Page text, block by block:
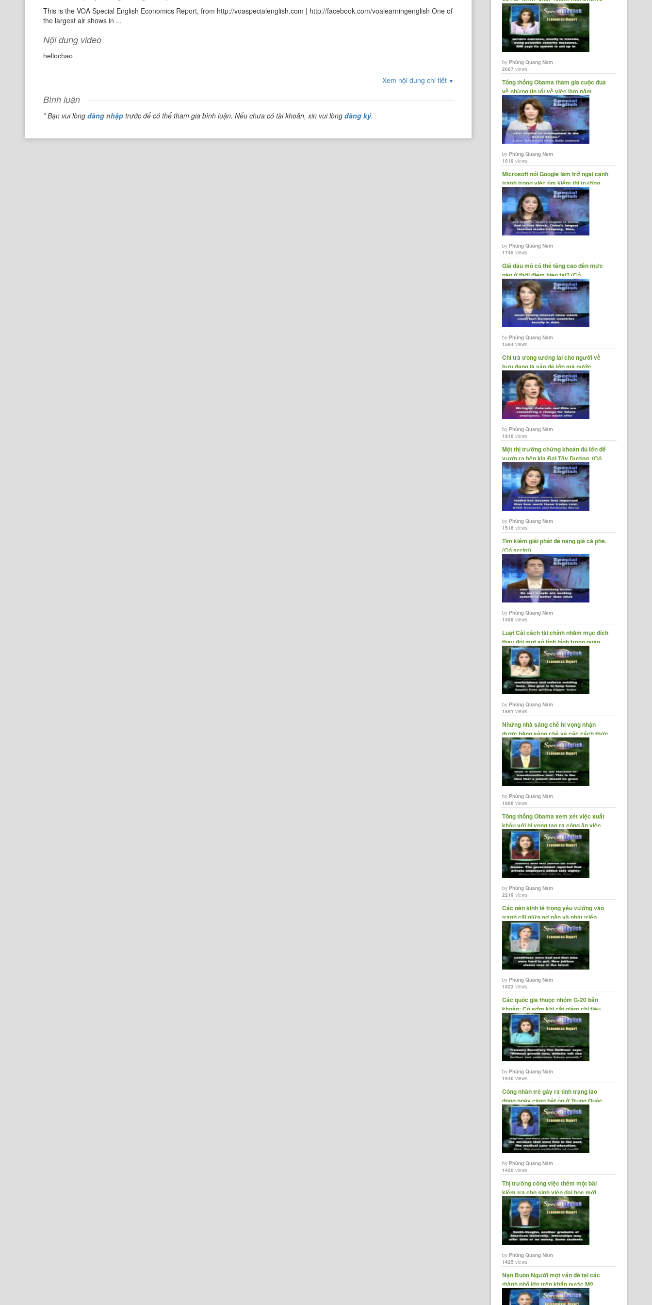
This is the VOA Special English Economics Report, from http://voaspecialenglish.com | http://facebook.com/voalearningenglish One of
the largest air shows in ...
Nội dung video
hellochao
Xem nội dung chi tiết ▼
Bình luận
* Bạn vui lòngđăng nhập trước để có thể tham gia bình luận. Nếu chưa có tài khoản, xin vui lòngđăng ký.
làm mục......
byPhùng Quang Nam
2087 views
Tổng thống Obama tham gia cuộc đua
về những tin tốt về việc làm năm
2012.......
byPhùng Quang Nam
1819 views
Microsoft nói Google làm trở ngại cạnh
tranh trong việc tìm kiếm thị trường
châu Âu.......
byPhùng Quang Nam
1745 views
Giá dầu mỏ có thể tăng cao đến mức
nào ở thời điểm hiện tại? (Có......
byPhùng Quang Nam
1584 views
Chi trả trong tương lai cho người về
hưu đang là vấn đề lớn mà nước......
byPhùng Quang Nam
1916 views
Một thị trường chứng khoán đủ lớn để
vươn ra bên kia Đại Tây Dương. (Có......
byPhùng Quang Nam
1516 views
Tìm kiếm giải phát để nâng giá cà phê.
(Có script)
byPhùng Quang Nam
1499 views
Luật Cải cách tài chính nhằm mục đích
thay đổi một số tình hình trong quận......
byPhùng Quang Nam
1891 views
Những nhà sáng chế hi vọng nhận
được bằng sáng chế về các cách thức
kinh......
byPhùng Quang Nam
1906 views
Tổng thống Obama xem xét việc xuất
khẩu với hi vọng tạo ra công ăn việc......
byPhùng Quang Nam
2219 views
Các nền kinh tế trọng yếu vướng vào
tranh cãi giữa nợ nần và phát triển
byPhùng Quang Nam
1923 views
Các quốc gia thuộc nhóm G-20 băn
khoăn: Có sớm khi cắt giảm chi tiêu
quá......
byPhùng Quang Nam
1940 views
Công nhân trẻ gây ra tình trạng lao
động ngày càng bất ổn ở Trung Quốc.
byPhùng Quang Nam
1420 views
Thị trường công việc thêm một bài
kiểm tra cho sinh viên đại học mới
tốt......
byPhùng Quang Nam
1425 views
Nạn Buôn Người một vấn đề tại các
thành phố lớn trên khắp nước Mỹ.